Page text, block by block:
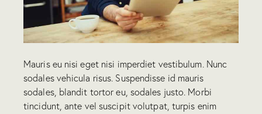
Mauris eu nisi eget nisi imperdiet vestibulum. Nunc
sodales vehicula risus. Suspendisse id mauris
sodales, blandit tortor eu, sodales justo. Morbi
tincidunt, ante vel suscipit volutpat, turpis enim